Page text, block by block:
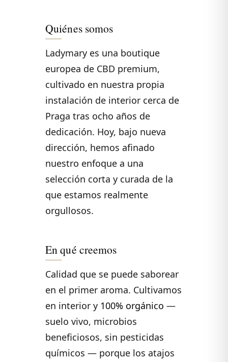
Quiénes somos
Ladymary es una boutique
europea de CBD premium,
cultivado en nuestra propia
instalación de interior cerca de
Praga tras ocho años de
dedicación. Hoy, bajo nueva
dirección, hemos afinado
nuestro enfoque a una
selección corta y curada de la
que estamos realmente
orgullosos.
En qué creemos
Calidad que se puede saborear
en el primer aroma. Cultivamos
en interior y 100% orgánico —
suelo vivo, microbios
beneficiosos, sin pesticidas
químicos — porque los atajos